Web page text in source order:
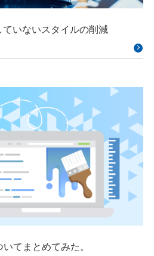
いないスタイルの削減
てまとめてみた。